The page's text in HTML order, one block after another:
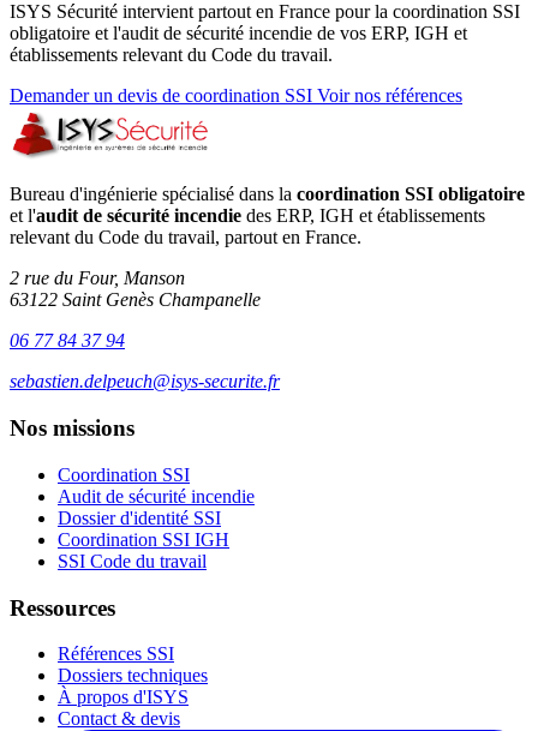
ISYS Sécurité intervient partout en France pour la coordination SSI
obligatoire et l'audit de sécurité incendie de vos ERP, IGH et
établissements relevant du Code du travail.
Demander un devis de coordination SSI Voir nos références
Bureau d'ingénierie spécialisé dans la coordination SSI obligatoire
et l'audit de sécurité incendie des ERP, IGH et établissements
relevant du Code du travail, partout en France.
2 rue du Four, Manson
63122 Saint Genès Champanelle
06 77 84 37 94
sebastien.delpeuch@isys-securite.fr
Nos missions
Coordination SSI
Audit de sécurité incendie
Dossier d'identité SSI
Coordination SSI IGH
SSI Code du travail
Ressources
Références SSI
Dossiers techniques
À propos d'ISYS
Contact & devis